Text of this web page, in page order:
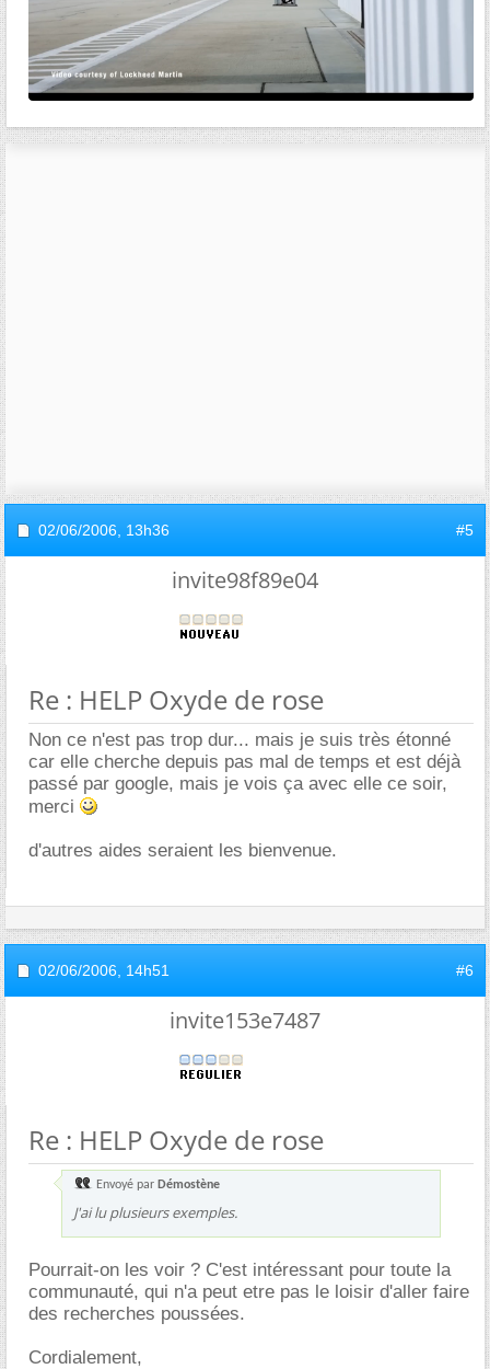
02/06/2006, 13h36 #5
invite98f89e04
Re : HELP Oxyde de rose
Non ce n'est pas trop dur... mais je suis très étonné
car elle cherche depuis pas mal de temps et est déjà
passé par google, mais je vois ça avec elle ce soir,
merci
d'autres aides seraient les bienvenue.
02/06/2006, 14h51 #6
invite153e7487
Re : HELP Oxyde de rose
Envoyé par Démostène
J'ai lu plusieurs exemples.
Pourrait-on les voir ? C'est intéressant pour toute la
communauté, qui n'a peut etre pas le loisir d'aller faire
des recherches poussées.
Cordialement,